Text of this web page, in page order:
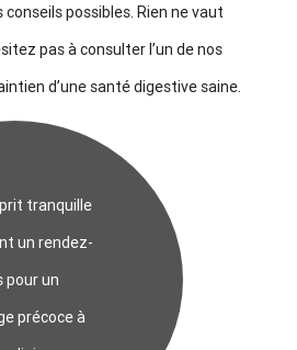
possibles. Rien ne vaut
pas à consulter l’un de nos
d’une santé digestive saine.
tranquille
un rendez-
pour un
précoce à